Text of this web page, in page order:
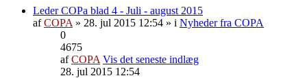
Leder COPa blad 4 - Juli - august 2015
afCOPA » 28. jul 2015 12:54 » i Nyheder fra COPA
0
4675
afCOPA Vis det seneste indlæg
28. jul 2015 12:54